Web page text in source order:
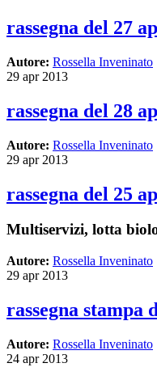
rassegna del 27
Autore: Rossella Inveninato
29 apr 2013
rassegna del 28
Autore: Rossella Inveninato
29 apr 2013
rassegna del 25
Multiservizi, lotta
Autore: Rossella Inveninato
29 apr 2013
rassegna stampa
Autore: Rossella Inveninato
24 apr 2013